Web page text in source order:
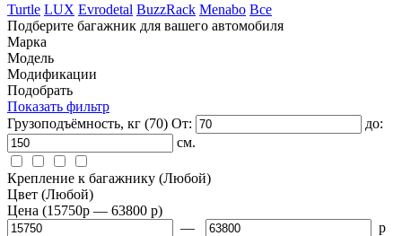
Turtle LUX Evrodetal BuzzRack Menabo Все
Подберите багажник для вашего автомобиля
Марка
Модель
Модификации
Подобрать
Показать фильтр
Грузоподъёмность, кг (70) От:
до:
см.
Крепление к багажнику (Любой)
Цвет (Любой)
Цена (15750p — 63800 p)
—
p